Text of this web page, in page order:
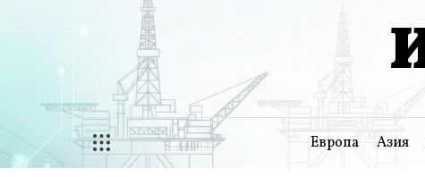
Европа Азия